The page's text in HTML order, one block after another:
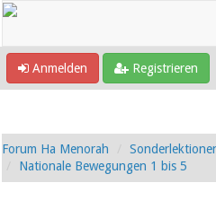
Anmelden Registrieren
Forum Ha Menorah
Nationale Bewegungen 1 bis 5